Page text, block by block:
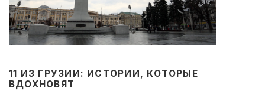
11 ИЗ ГРУЗИИ: ИСТОРИИ, КОТОРЫЕ
ВДОХНОВЯТ